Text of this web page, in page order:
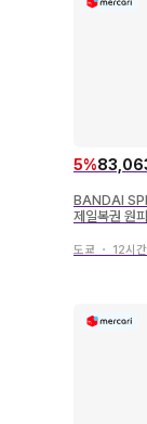
5%
BANDAI
제일복권 원
네이크 세라핌
도쿄 ・ 12시